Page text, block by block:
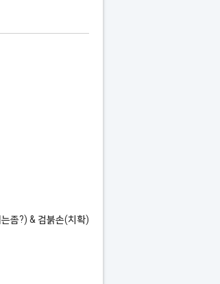
좀?) & 검붉손(치확)